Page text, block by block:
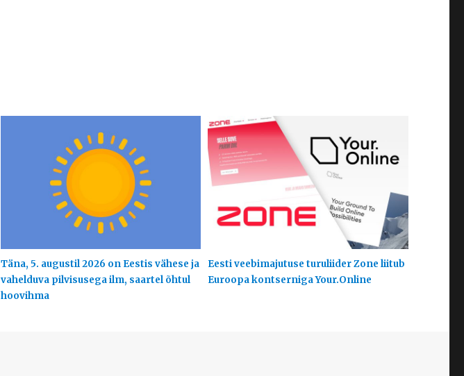
Täna, 5. augustil 2026 on Eestis vähese ja
vahelduva pilvisusega ilm, saartel õhtul
hoovihma
Eesti veebimajutuse turuliider Zone liitub
Euroopa kontserniga Your.Online